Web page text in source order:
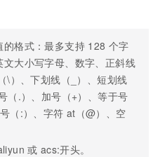
的格式：最多支持 128 个字
文大小写字母、数字、正斜线
\）、下划线（_）、短划线
（.）、加号（+）、等于号
（:）、字符 at（@）、空
或 acs:开头。